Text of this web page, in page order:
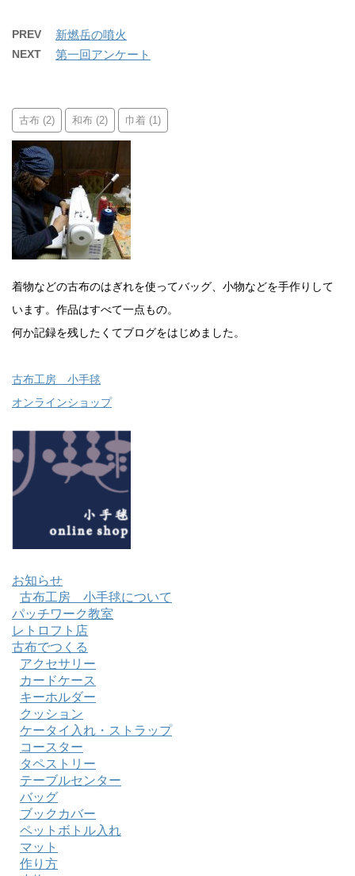
PREV 新燃岳の噴火
NEXT 第一回アンケート
古布 (2) 和布 (2) 巾着 (1)
着物などの古布のはぎれを使ってバッグ、小物などを手作りして
います。作品はすべて一点もの。
何か記録を残したくてブログをはじめました。
古布工房 小手毬
オンラインショップ
お知らせ
古布工房 小手毬について
パッチワーク教室
レトロフト店
古布でつくる
アクセサリー
カードケース
キーホルダー
クッション
ケータイ入れ・ストラップ
コースター
タペストリー
テーブルセンター
バッグ
ブックカバー
ペットボトル入れ
マット
作り方